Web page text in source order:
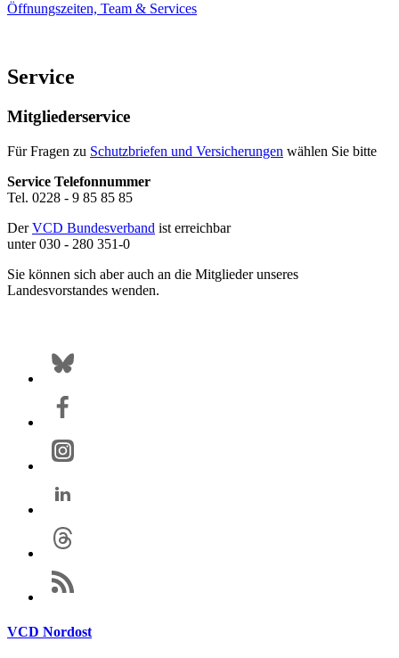
Öffnungszeiten, Team & Services
Service
Mitgliederservice
Für Fragen zu Schutzbriefen und Versicherungen wählen Sie bitte
Service Telefonnummer
Tel. 0228 - 9 85 85 85
DerVCD Bundesverband ist erreichbar
unter 030 - 280 351-0
Sie können sich aber auch an die Mitglieder unseres
Landesvorstandes wenden.
VCD Nordost